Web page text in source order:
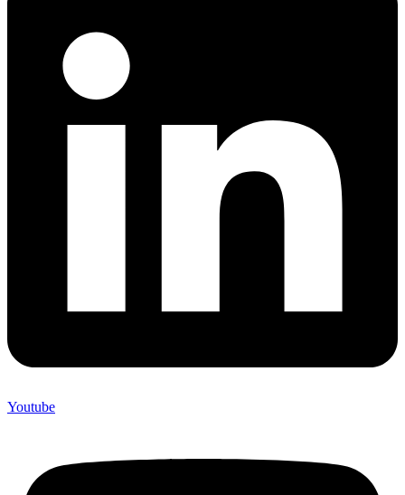
Youtube